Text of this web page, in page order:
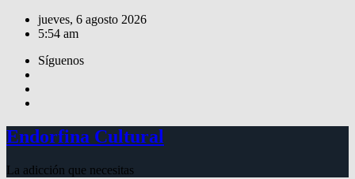
Saltar
jueves, 6 agosto 2026
5:54 am
Síguenos
Endorfina Cultural
La adicción que necesitas